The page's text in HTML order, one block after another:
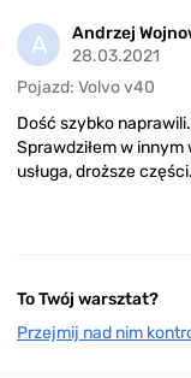
A
Andrzej
28.03.2021
Pojazd: Volvo v40
Dość szybko
Sprawdziłem w
usługa, droższe
To Twój warsztat?
Przejmij nad nim